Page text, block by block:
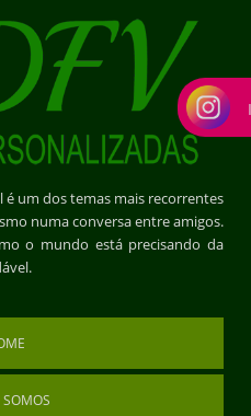
um dos temas mais recorrentes
numa conversa entre amigos.
o mundo está precisando da